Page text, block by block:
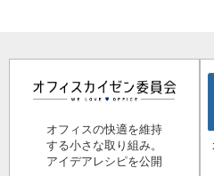
オフィスの快適を維持
する小さな取り組み。
アイデアレシピを公開